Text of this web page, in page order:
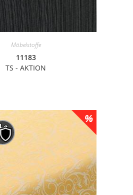
Möbelstoffe
11183
TS - AKTION